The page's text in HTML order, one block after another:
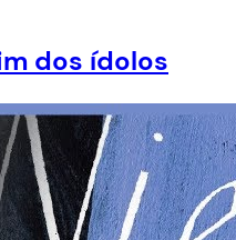
dos ídolos